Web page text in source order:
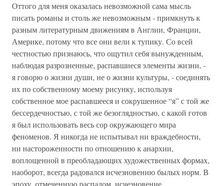
Оттого для меня оказалась невозможной сама мысль
писать романы и столь же невозможным - примкнуть к
разным литературным движениям в Англии, Франции,
Америке, потому что все они вели к тупику. Со всей
честностью признаюсь, что ощутил себя вынужденным,
наблюдая разрозненные, распавшиеся элементы жизни, -
я говорю о жизни души, не о жизни культуры, - соединять
их по собственному моему рисунку, используя
собственное мое распавшееся и сокрушенное “я” с той же
бессердечностью, с той же безоглядностью, с какой готов
я был использовать весь сор окружающего мира
феноменов. Я никогда не испытывал ни враждебности,
ни настороженности по отношению к анархии,
воплощенной в преобладающих художественных формах,
наоборот, всегда радовался исчезновению былых норм. В
эпоху, отмеченную распадом, исчезновение